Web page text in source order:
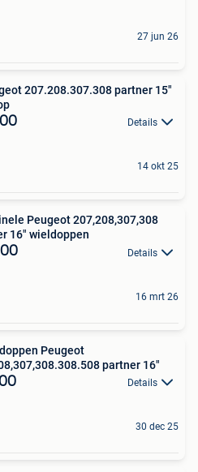
27 jun 26
207.208.307.308 partner 15"
Details
14 okt 25
Peugeot 207,208,307,308
16" wieldoppen
Details
16 mrt 26
Peugeot
partner 16"
Details
30 dec 25